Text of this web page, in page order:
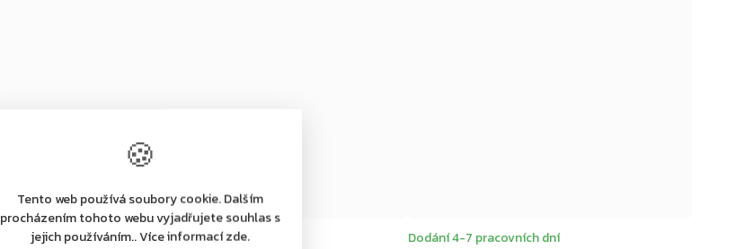
🍪
Tento web používá soubory cookie. Dalším
procházením tohoto webu vyjadřujete souhlas s
jejich používáním.. Více informací zde.
Dodání 4-7 pracovních dní Dodání 4-7 pracovních dní